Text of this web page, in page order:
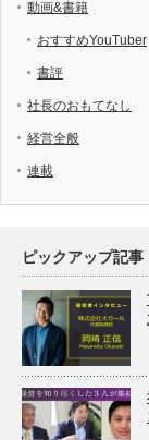
動画&書籍
おすすめYouTuber
書評
社長のおもてなし
経営全般
連載
ピックアップ記事